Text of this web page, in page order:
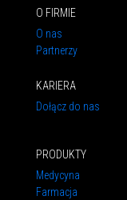
O FIRMIE
O nas
Partnerzy
KARIERA
Dołącz do nas
PRODUKTY
Medycyna
Farmacja